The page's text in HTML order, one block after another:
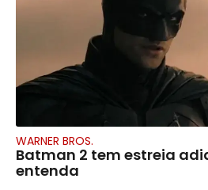
WARNER BROS.
Batman 2 tem estreia
entenda